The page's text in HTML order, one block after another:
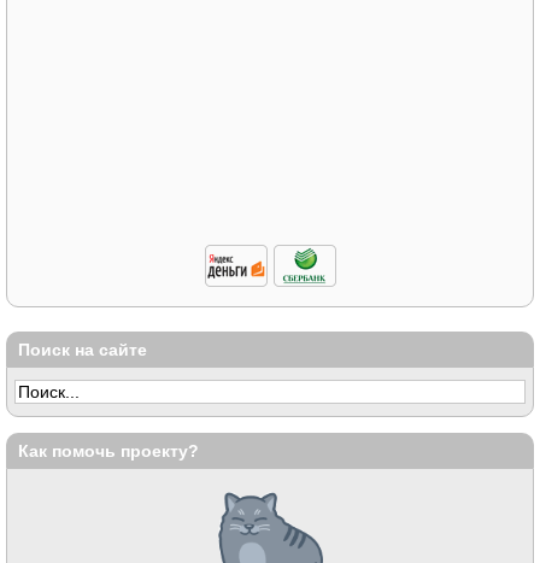
Поиск на сайте
Как помочь проекту?